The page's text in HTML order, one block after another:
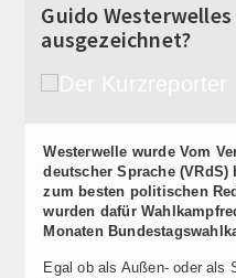
Guido
ausgezeichnet?
Westerwelle wurde Vom
deutscher Sprache
zum besten politischen
wurden dafür
Monaten
Egal ob als Außen- oder als